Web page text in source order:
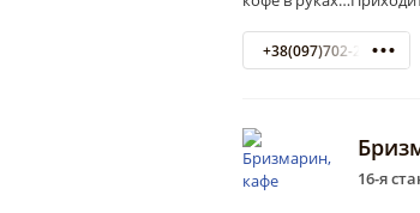
+38(097)702-28-60
16-я